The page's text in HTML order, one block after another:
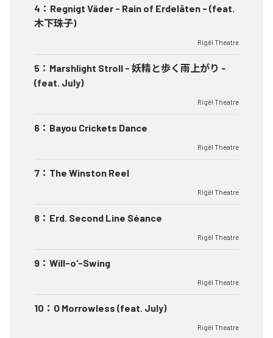
4 ： Regnigt Väder - Rain of Erdelåten - (feat.
木下珠子)
Rigël Theatre
5 ： Marshlight Stroll - 妖精と歩く雨上がり -
(feat. July)
Rigël Theatre
6 ： Bayou Crickets Dance
Rigël Theatre
7 ： The Winston Reel
Rigël Theatre
8 ： Erd. Second Line Séance
Rigël Theatre
9 ： Will-o'-Swing
Rigël Theatre
10 ： O Morrowless (feat. July)
Rigël Theatre